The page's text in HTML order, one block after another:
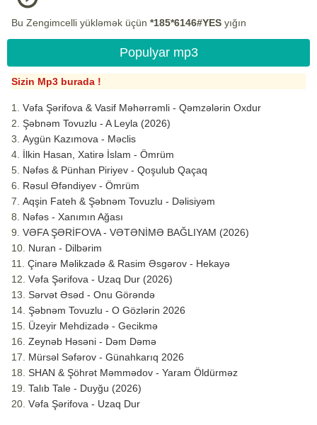
Bu Zengimcelli yükləmək üçün *185*6146#YES yığın
Populyar mp3
Sizin Mp3 burada !
Vəfa Şərifova & Vasif Məhərrəmli - Qəmzələrin Oxdur
Şəbnəm Tovuzlu - A Leyla (2026)
Aygün Kazımova - Məclis
İlkin Hasan, Xatirə İslam - Ömrüm
Nəfəs & Pünhan Piriyev - Qoşulub Qaçaq
Rəsul Əfəndiyev - Ömrüm
Aqşin Fateh & Şəbnəm Tovuzlu - Dəlisiyəm
Nəfəs - Xanımın Ağası
VƏFA ŞƏRİFOVA - VƏTƏNİMƏ BAĞLIYAM (2026)
Nuran - Dilbərim
Çinarə Məlikzadə & Rasim Əsgərov - Hekayə
Vəfa Şərifova - Uzaq Dur (2026)
Sərvət Əsəd - Onu Görəndə
Şəbnəm Tovuzlu - O Gözlərin 2026
Üzeyir Mehdizadə - Gecikmə
Zeynəb Həsəni - Dəm Dəmə
Mürsəl Səfərov - Günahkarıq 2026
SHAN & Şöhrət Məmmədov - Yaram Öldürməz
Talıb Tale - Duyğu (2026)
Vəfa Şərifova - Uzaq Dur